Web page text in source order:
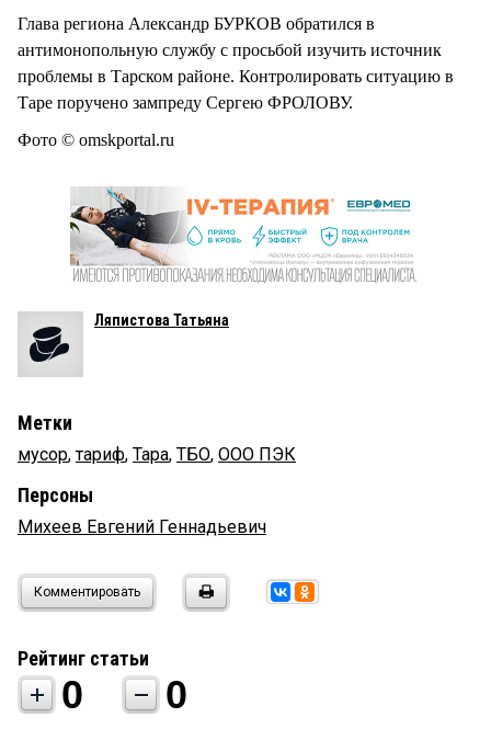
Глава региона Александр БУРКОВ обратился в
антимонопольную службу с просьбой изучить источник
проблемы в Тарском районе. Контролировать ситуацию в
Таре поручено зампреду Сергею ФРОЛОВУ.
Фото © omskportal.ru
Ляпистова Татьяна
Метки
мусор,тариф, Тара, ТБО, ООО ПЭК
Персоны
Михеев Евгений Геннадьевич
Комментировать
Рейтинг статьи
0 0